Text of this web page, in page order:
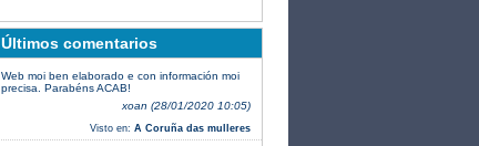
Últimos comentarios
Web moi ben elaborado e con información moi
precisa. Parabéns ACAB!
xoan (28/01/2020 10:05)
Visto en:A Coruña das mulleres